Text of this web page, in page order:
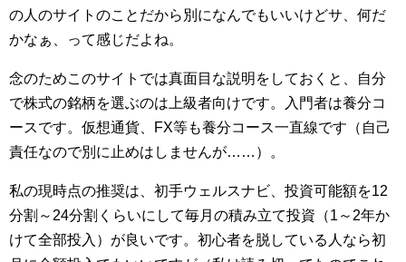
の人のサイトのことだから別になんでもいいけどサ、何だ
かなぁ、って感じだよね。
念のためこのサイトでは真面目な説明をしておくと、自分
で株式の銘柄を選ぶのは上級者向けです。入門者は養分コ
ースです。仮想通貨、FX等も養分コース一直線です（自己
責任なので別に止めはしませんが……）。
私の現時点の推奨は、初手ウェルスナビ、投資可能額を12
分割～24分割くらいにして毎月の積み立て投資（1～2年か
けて全部投入）が良いです。初心者を脱している人なら初